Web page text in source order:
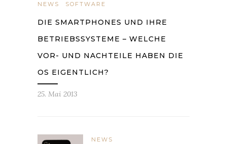
NEWS SOFTWARE
DIE SMARTPHONES UND IHRE
BETRIEBSSYSTEME – WELCHE
VOR- UND NACHTEILE HABEN DIE
OS EIGENTLICH?
25. Mai 2013
NEWS